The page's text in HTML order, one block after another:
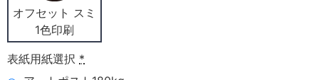
オフセット スミ
1色印刷
表紙用紙選択 *